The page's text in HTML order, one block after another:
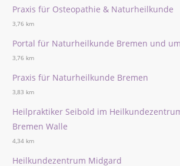
Praxis für Osteopathie & Naturheilkunde
3,76 km
Portal für Naturheilkunde Bremen und
3,76 km
Praxis für Naturheilkunde Bremen
3,83 km
Heilpraktiker Seibold im
Bremen Walle
4,34 km
Heilkundezentrum Midgard